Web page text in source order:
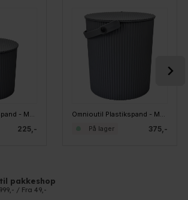
225,- 375,-
På lager
pakkeshop
/ Fra 49,-